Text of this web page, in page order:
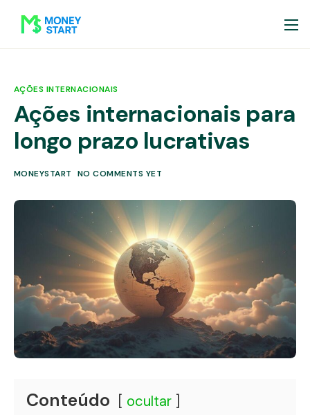
AÇÕES INTERNACIONAIS
Ações internacionais para
longo prazo lucrativas
MONEYSTART NO COMMENTS YET
Conteúdo ocultar